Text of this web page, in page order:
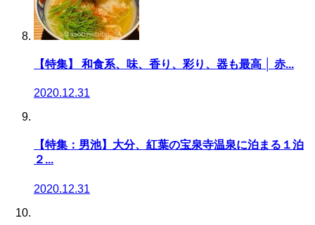
【特集】 和食系、味、香り、彩り、器も最高 │ 赤...
2020.12.31
【特集：男池】大分、紅葉の宝泉寺温泉に泊まる１泊
２...
2020.12.31